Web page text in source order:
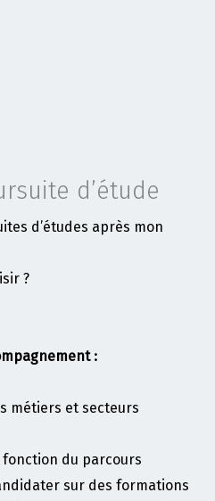
d’étude
d’études après mon
?
:
métiers et secteurs
du parcours
sur des formations